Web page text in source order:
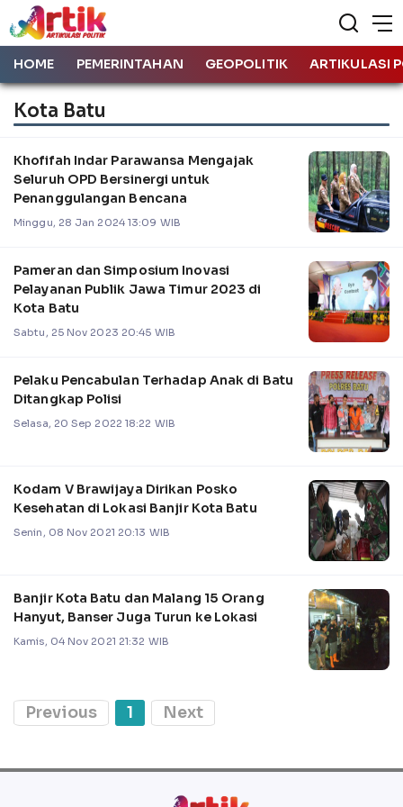
HOME PEMERINTAHAN GEOPOLITIK ARTIKULASI
Kota Batu
Khofifah Indar Parawansa Mengajak
Seluruh OPD Bersinergi untuk
Penanggulangan Bencana
Minggu, 28 Jan 2024 13:09 WIB
Pameran dan Simposium Inovasi
Pelayanan Publik Jawa Timur 2023 di
Kota Batu
Sabtu, 25 Nov 2023 20:45 WIB
Pelaku Pencabulan Terhadap Anak di Batu
Ditangkap Polisi
Selasa, 20 Sep 2022 18:22 WIB
Kodam V Brawijaya Dirikan Posko
Kesehatan di Lokasi Banjir Kota Batu
Senin, 08 Nov 2021 20:13 WIB
Banjir Kota Batu dan Malang 15 Orang
Hanyut, Banser Juga Turun ke Lokasi
Kamis, 04 Nov 2021 21:32 WIB
Previous 1 Next